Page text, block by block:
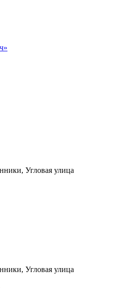
Угловая улица
Угловая улица